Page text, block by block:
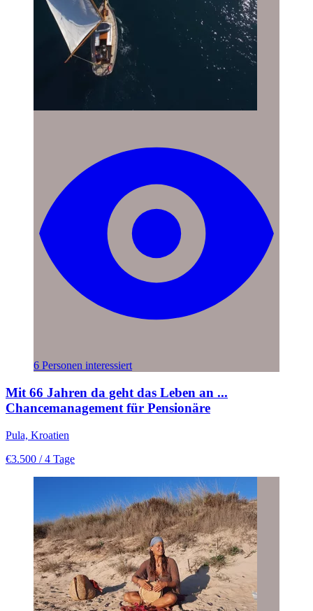
6 Personen interessiert
Mit 66 Jahren da geht das Leben an ...
Chancemanagement für Pensionäre
Pula, Kroatien
€3.500 / 4 Tage